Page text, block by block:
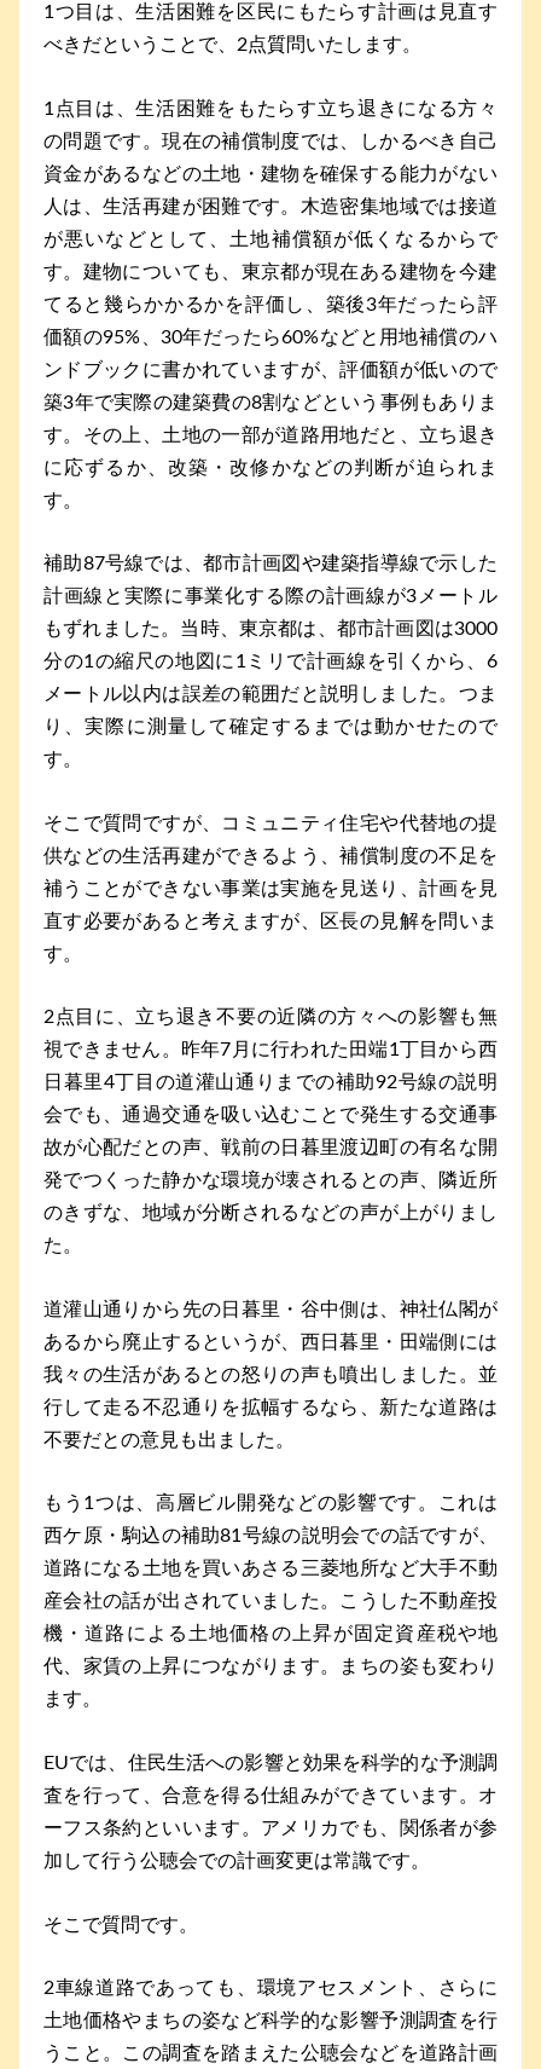
1つ目は、生活困難を区民にもたらす計画は見直す
べきだということで、2点質問いたします。
1点目は、生活困難をもたらす立ち退きになる方々
の問題です。現在の補償制度では、しかるべき自己
資金があるなどの土地・建物を確保する能力がない
人は、生活再建が困難です。木造密集地域では接道
が悪いなどとして、土地補償額が低くなるからで
す。建物についても、東京都が現在ある建物を今建
てると幾らかかるかを評価し、築後3年だったら評
価額の95%、30年だったら60%などと用地補償のハ
ンドブックに書かれていますが、評価額が低いので
築3年で実際の建築費の8割などという事例もありま
す。その上、土地の一部が道路用地だと、立ち退き
に応ずるか、改築・改修かなどの判断が迫られま
す。
補助87号線では、都市計画図や建築指導線で示した
計画線と実際に事業化する際の計画線が3メートル
もずれました。当時、東京都は、都市計画図は3000
分の1の縮尺の地図に1ミリで計画線を引くから、6
メートル以内は誤差の範囲だと説明しました。つま
り、実際に測量して確定するまでは動かせたので
す。
そこで質問ですが、コミュニティ住宅や代替地の提
供などの生活再建ができるよう、補償制度の不足を
補うことができない事業は実施を見送り、計画を見
直す必要があると考えますが、区長の見解を問いま
す。
2点目に、立ち退き不要の近隣の方々への影響も無
視できません。昨年7月に行われた田端1丁目から西
日暮里4丁目の道灌山通りまでの補助92号線の説明
会でも、通過交通を吸い込むことで発生する交通事
故が心配だとの声、戦前の日暮里渡辺町の有名な開
発でつくった静かな環境が壊されるとの声、隣近所
のきずな、地域が分断されるなどの声が上がりまし
た。
道灌山通りから先の日暮里・谷中側は、神社仏閣が
あるから廃止するというが、西日暮里・田端側には
我々の生活があるとの怒りの声も噴出しました。並
行して走る不忍通りを拡幅するなら、新たな道路は
不要だとの意見も出ました。
もう1つは、高層ビル開発などの影響です。これは
西ケ原・駒込の補助81号線の説明会での話ですが、
道路になる土地を買いあさる三菱地所など大手不動
産会社の話が出されていました。こうした不動産投
機・道路による土地価格の上昇が固定資産税や地
代、家賃の上昇につながります。まちの姿も変わり
ます。
EUでは、住民生活への影響と効果を科学的な予測調
査を行って、合意を得る仕組みができています。オ
ーフス条約といいます。アメリカでも、関係者が参
加して行う公聴会での計画変更は常識です。
そこで質問です。
2車線道路であっても、環境アセスメント、さらに
土地価格やまちの姿など科学的な影響予測調査を行
うこと。この調査を踏まえた公聴会などを道路計画